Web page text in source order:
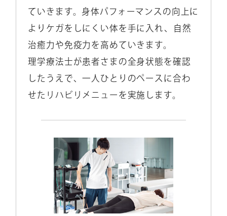
ていきます。身体パフォーマンスの向上に
よりケガをしにくい体を手に入れ、自然
治癒力や免疫力を高めていきます。
理学療法士が患者さまの全身状態を確認
したうえで、一人ひとりのペースに合わ
せたリハビリメニューを実施します。